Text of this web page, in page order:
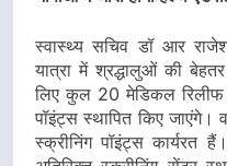
स्वास्थ्य सचिव डॉ आर
यात्रा में श्रद्धालुओं की
लिए कुल 20 मेडिकल रिलीफ
पॉइंट्स स्थापित किए
स्क्रीनिंग पॉइंट्स